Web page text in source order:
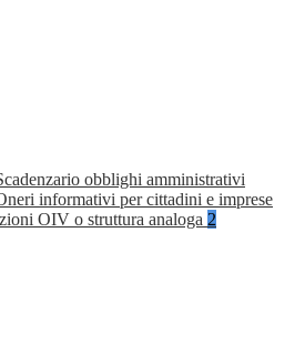
obblighi amministrativi
informativi per cittadini e imprese
OIV o struttura analoga 2